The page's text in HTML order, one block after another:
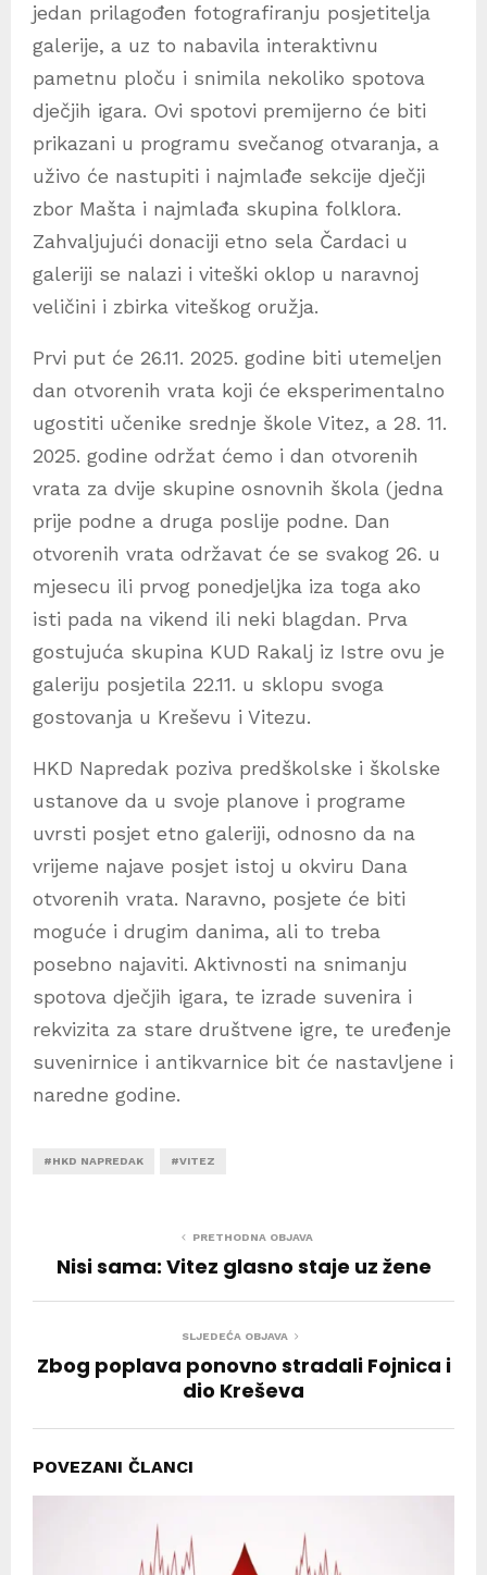
jedan prilagođen fotografiranju posjetitelja
galerije, a uz to nabavila interaktivnu
pametnu ploču i snimila nekoliko spotova
dječjih igara. Ovi spotovi premijerno će biti
prikazani u programu svečanog otvaranja, a
uživo će nastupiti i najmlađe sekcije dječji
zbor Mašta i najmlađa skupina folklora.
Zahvaljujući donaciji etno sela Čardaci u
galeriji se nalazi i viteški oklop u naravnoj
veličini i zbirka viteškog oružja.
Prvi put će 26.11. 2025. godine biti utemeljen
dan otvorenih vrata koji će eksperimentalno
ugostiti učenike srednje škole Vitez, a 28. 11.
2025. godine održat ćemo i dan otvorenih
vrata za dvije skupine osnovnih škola (jedna
prije podne a druga poslije podne. Dan
otvorenih vrata održavat će se svakog 26. u
mjesecu ili prvog ponedjeljka iza toga ako
isti pada na vikend ili neki blagdan. Prva
gostujuća skupina KUD Rakalj iz Istre ovu je
galeriju posjetila 22.11. u sklopu svoga
gostovanja u Kreševu i Vitezu.
HKD Napredak poziva predškolske i školske
ustanove da u svoje planove i programe
uvrsti posjet etno galeriji, odnosno da na
vrijeme najave posjet istoj u okviru Dana
otvorenih vrata. Naravno, posjete će biti
moguće i drugim danima, ali to treba
posebno najaviti. Aktivnosti na snimanju
spotova dječjih igara, te izrade suvenira i
rekvizita za stare društvene igre, te uređenje
suvenirnice i antikvarnice bit će nastavljene i
naredne godine.
#HKD NAPREDAK #VITEZ
PRETHODNA OBJAVA
Nisi sama: Vitez glasno staje uz žene
SLJEDEĆA OBJAVA
Zbog poplava ponovno stradali Fojnica i
dio Kreševa
POVEZANI ČLANCI